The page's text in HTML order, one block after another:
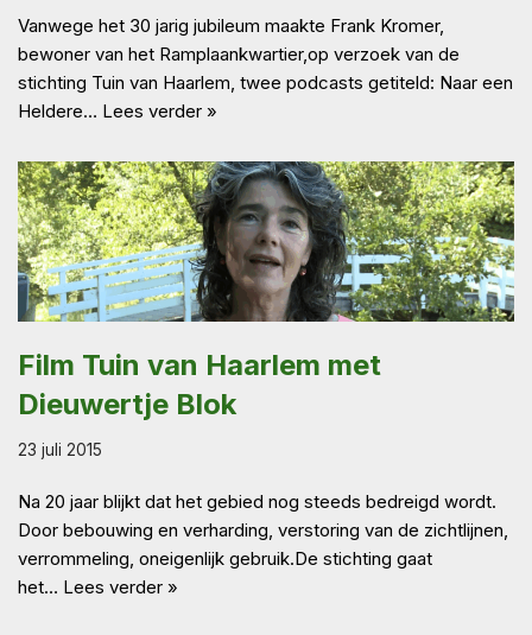
Vanwege het 30 jarig jubileum maakte Frank Kromer,
bewoner van het Ramplaankwartier,op verzoek van de
stichting Tuin van Haarlem, twee podcasts getiteld: Naar een
Heldere… Lees verder »
Film Tuin van Haarlem met
Dieuwertje Blok
23 juli 2015
Na 20 jaar blijkt dat het gebied nog steeds bedreigd wordt.
Door bebouwing en verharding, verstoring van de zichtlijnen,
verrommeling, oneigenlijk gebruik.De stichting gaat
het… Lees verder »